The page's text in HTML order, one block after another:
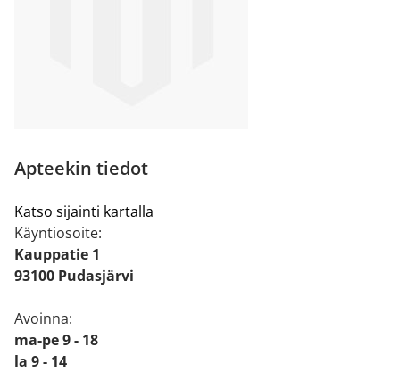
Apteekin tiedot
Katso sijainti kartalla
Käyntiosoite:
Kauppatie 1
93100 Pudasjärvi
Avoinna:
ma-pe 9 - 18
la 9 - 14